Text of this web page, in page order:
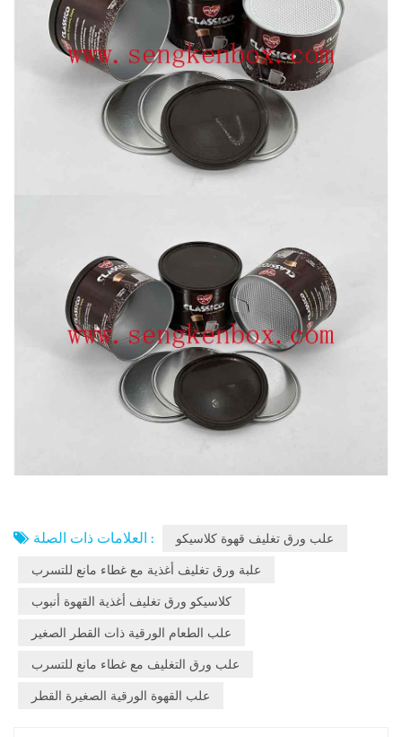
العلامات ذات الصلة :
علب ورق تغليف قهوة كلاسيكو
علبة ورق تغليف أغذية مع غطاء مانع للتسرب
كلاسيكو ورق تغليف أغذية القهوة أنبوب
علب الطعام الورقية ذات القطر الصغير
علب ورق التغليف مع غطاء مانع للتسرب
علب القهوة الورقية الصغيرة القطر